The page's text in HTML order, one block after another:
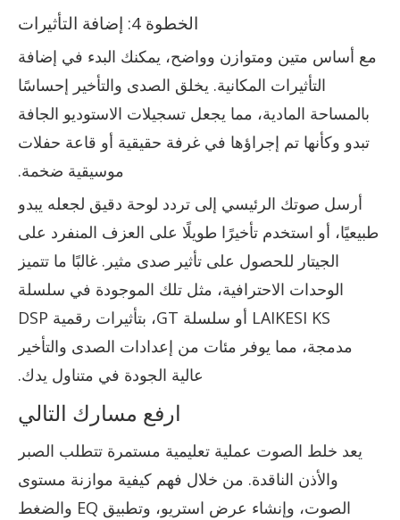
الخطوة 4: إضافة التأثيرات
مع أساس متين ومتوازن وواضح، يمكنك البدء في إضافة
التأثيرات المكانية. يخلق الصدى والتأخير إحساسًا
بالمساحة المادية، مما يجعل تسجيلات الاستوديو الجافة
تبدو وكأنها تم إجراؤها في غرفة حقيقية أو قاعة حفلات
موسيقية ضخمة.
أرسل صوتك الرئيسي إلى تردد لوحة دقيق لجعله يبدو
طبيعيًا، أو استخدم تأخيرًا طويلًا على العزف المنفرد على
الجيتار للحصول على تأثير صدى مثير. غالبًا ما تتميز
الوحدات الاحترافية، مثل تلك الموجودة في سلسلة
LAIKESI KS أو سلسلة GT، بتأثيرات رقمية DSP
مدمجة، مما يوفر مئات من إعدادات الصدى والتأخير
عالية الجودة في متناول يدك.
ارفع مسارك التالي
يعد خلط الصوت عملية تعليمية مستمرة تتطلب الصبر
والأذن الناقدة. من خلال فهم كيفية موازنة مستوى
الصوت، وإنشاء عرض استريو، وتطبيق EQ والضغط